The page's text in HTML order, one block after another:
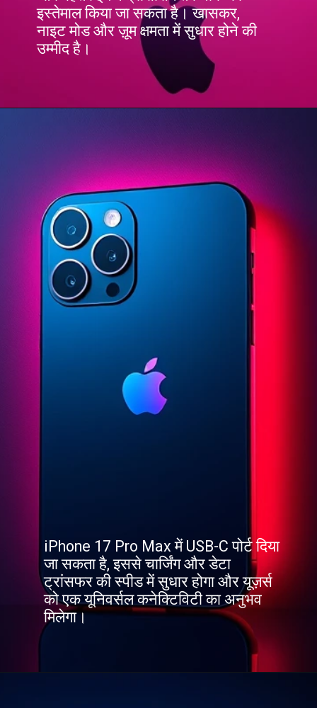
इस्तेमाल किया जा सकता है। खासकर,
नाइट मोड और ज़ूम क्षमता में सुधार होने की
उम्मीद है।
iPhone 17 Pro Max में USB-C पोर्ट दिया
जा सकता है, इससे चार्जिंग और डेटा
ट्रांसफर की स्पीड में सुधार होगा और यूज़र्स
को एक यूनिवर्सल कनेक्टिविटी का अनुभव
मिलेगा।